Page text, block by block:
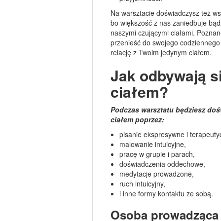
Na warsztacie doświadczysz też
bo większość z nas zaniedbuje
naszymi czującymi ciałami.
przenieść do swojego
relację z Twoim jedynym ciałem.
Jak odbywają
ciałem?
Podczas warsztatu będziesz
ciałem poprzez:
pisanie ekspresywne i
malowanie intuicyjne,
pracę w grupie i parach,
doświadczenia oddechowe,
medytacje prowadzone,
ruch intuicyjny,
i inne formy kontaktu ze sobą.
Osoba